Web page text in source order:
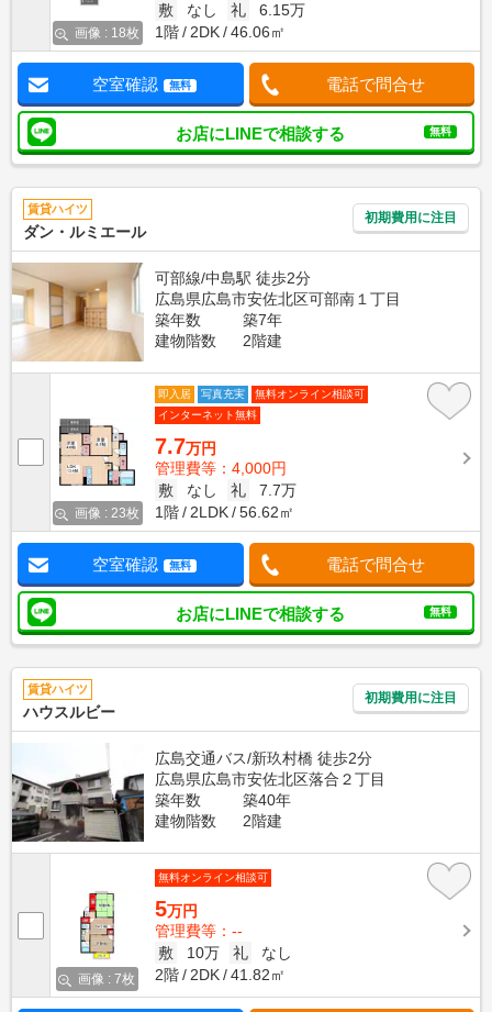
画像 : 18枚
敷
なし 礼
6.15万
1階
2DK 46.06㎡
空室確認 無料 電話で問合せ
お店にLINEで相談する 無料
賃貸ハイツ
ダン・ルミエール
初期費用に注目
可部線/中島駅 徒歩2分
広島県広島市安佐北区可部南１丁目
築年数
築7年
建物階数
2階建
画像 : 23枚
即入居 写真充実
無料オンライン相談可
インターネット無料
7.7万円
管理費等：4,000円
敷
なし 礼
7.7万
1階
2LDK 56.62㎡
空室確認 無料 電話で問合せ
お店にLINEで相談する 無料
賃貸ハイツ
ハウスルビー
初期費用に注目
広島交通バス/新玖村橋 徒歩2分
広島県広島市安佐北区落合２丁目
築年数
築40年
建物階数
2階建
画像 : 7枚
無料オンライン相談可
5万円
管理費等：--
敷
10万 礼
なし
2階
2DK 41.82㎡